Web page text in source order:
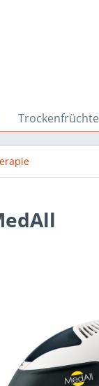
Trockenfrüchte